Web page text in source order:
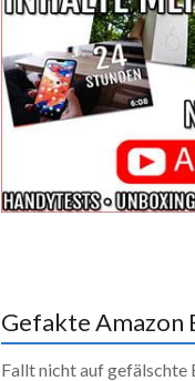
Gefakte Amazon
Fallt nicht auf gefälschte